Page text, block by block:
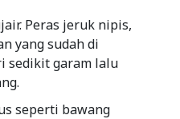
Peras jeruk nipis,
yang sudah di
sedikit garam lalu
seperti bawang